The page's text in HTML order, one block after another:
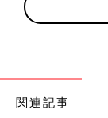
関連記事